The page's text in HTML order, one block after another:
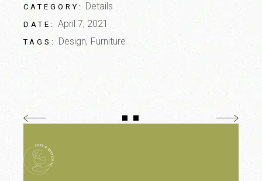
CATEGORY: Details
DATE: April 7, 2021
TAGS: Design Furniture